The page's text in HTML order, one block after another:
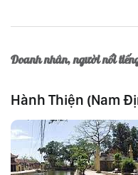
Doanh nhân, người nổi
Hành Thiện (Nam